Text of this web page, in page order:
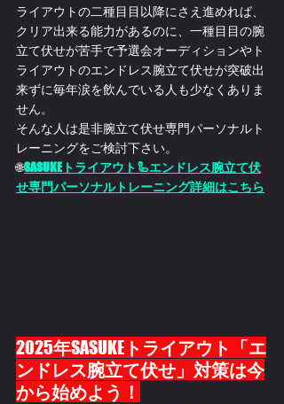
ライアウトの二種目目以降にさえ進めれば、
クリア出来る能力があるのに、一種目目の腕
立て伏せが苦手で予選会オーディションやト
ライアウトのエンドレス腕立て伏せが突破出
来ずに毎年涙を飲んでいる人も少なくありま
せん。
そんな人は是非腕立て伏せ専門パーソナルト
レーニングをご検討下さい。
🌐SASUKEトライアウト🦾エンドレス腕立て伏
せ専門パーソナルトレーニング詳細はこちら
2025年SASUKE トライアウト「エ
ンドレス腕立て伏せ」対策は今
から始めよう！